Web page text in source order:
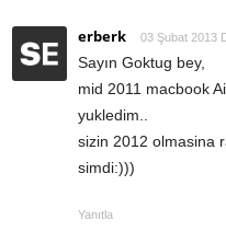
erberk 03 Şubat 2013
Sayın Goktug bey,
mid 2011 macbook
yukledim..
sizin 2012 olmasina
simdi:)))
Yanıtla